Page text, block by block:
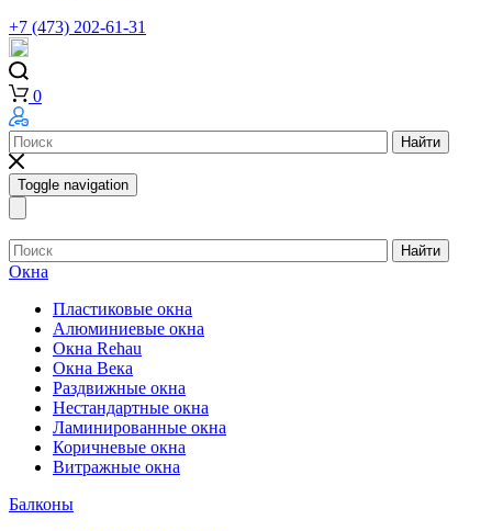
+7 (473) 202-61-31
0
Найти
Toggle navigation
Найти
Окна
Пластиковые окна
Алюминиевые окна
Окна Rehau
Окна Века
Раздвижные окна
Нестандартные окна
Ламинированные окна
Коричневые окна
Витражные окна
Балконы